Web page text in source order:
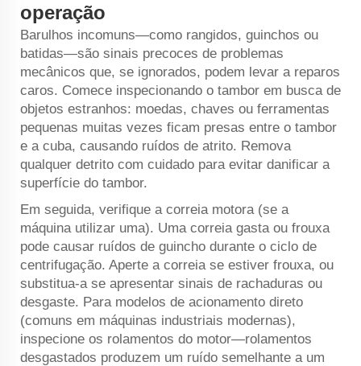
operação
Barulhos incomuns—como rangidos, guinchos ou
batidas—são sinais precoces de problemas
mecânicos que, se ignorados, podem levar a reparos
caros. Comece inspecionando o tambor em busca de
objetos estranhos: moedas, chaves ou ferramentas
pequenas muitas vezes ficam presas entre o tambor
e a cuba, causando ruídos de atrito. Remova
qualquer detrito com cuidado para evitar danificar a
superfície do tambor.
Em seguida, verifique a correia motora (se a
máquina utilizar uma). Uma correia gasta ou frouxa
pode causar ruídos de guincho durante o ciclo de
centrifugação. Aperte a correia se estiver frouxa, ou
substitua-a se apresentar sinais de rachaduras ou
desgaste. Para modelos de acionamento direto
(comuns em máquinas industriais modernas),
inspecione os rolamentos do motor—rolamentos
desgastados produzem um ruído semelhante a um